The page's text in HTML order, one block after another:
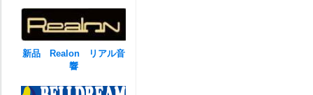
新品 Realon リアル音
響